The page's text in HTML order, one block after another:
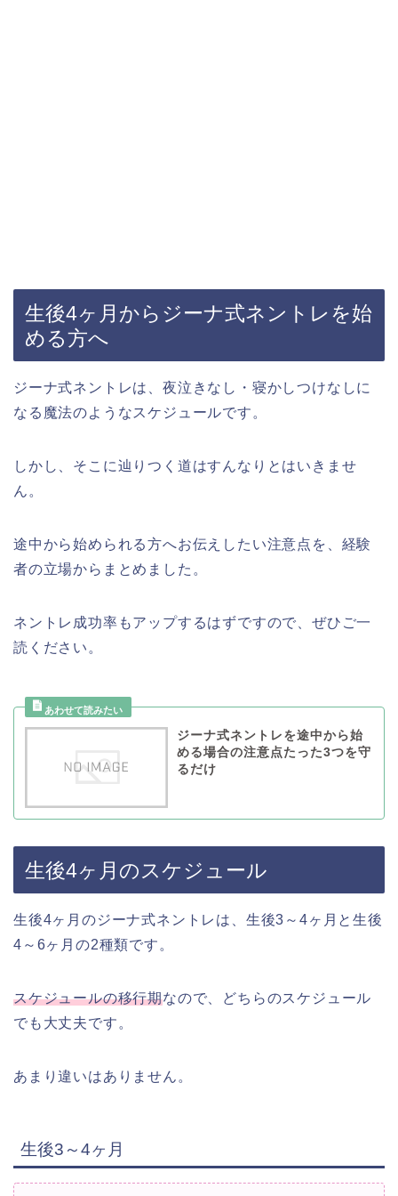
生後4ヶ月からジーナ式ネントレを始
める方へ
ジーナ式ネントレは、夜泣きなし・寝かしつけなしに
なる魔法のようなスケジュールです。
しかし、そこに辿りつく道はすんなりとはいきませ
ん。
途中から始められる方へお伝えしたい注意点を、経験
者の立場からまとめました。
ネントレ成功率もアップするはずですので、ぜひご一
読ください。
ジーナ式ネントレを途中から始
める場合の注意点たった3つを守
るだけ
生後4ヶ月のスケジュール
生後4ヶ月のジーナ式ネントレは、生後3～4ヶ月と生後
4～6ヶ月の2種類です。
スケジュールの移行期なので、どちらのスケジュール
でも大丈夫です。
あまり違いはありません。
生後3～4ヶ月